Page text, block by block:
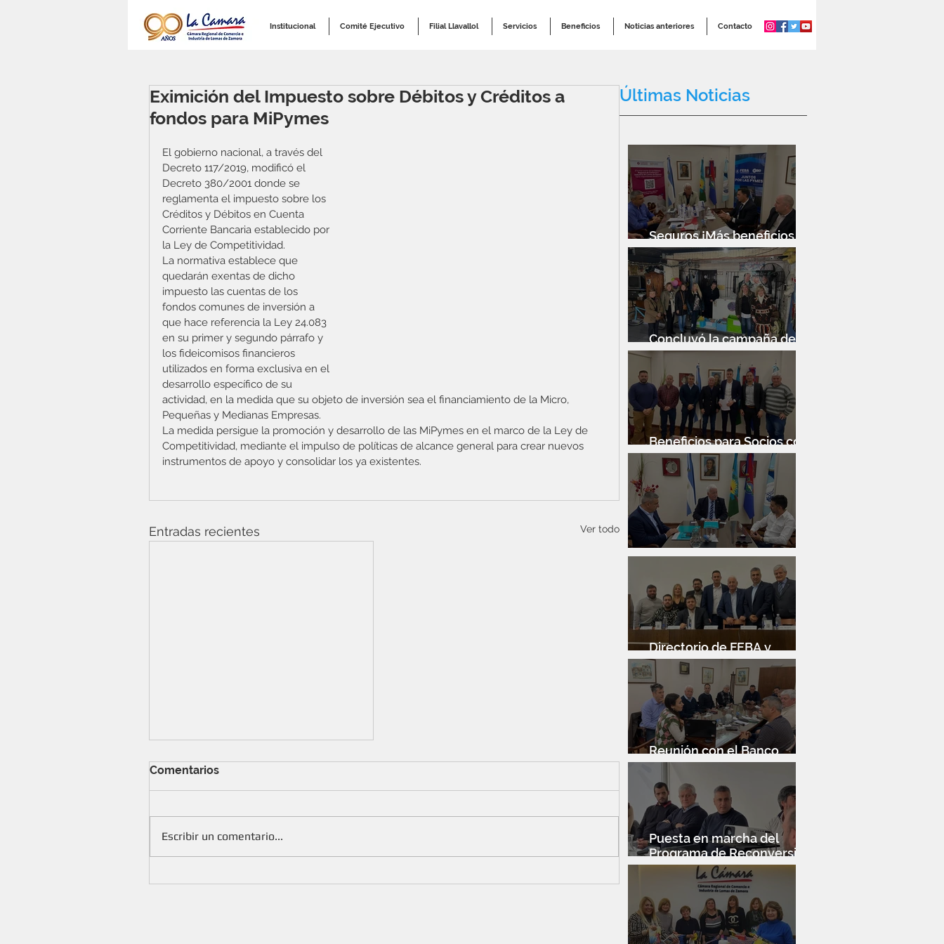
Institucional Comité Ejecutivo Filial Llavallol Servicios Beneficios Noticias anteriores Contacto
Eximición del Impuesto sobre Débitos y Créditos a
fondos para MiPymes
El gobierno nacional, a través del
Decreto 117/2019, modificó el
Decreto 380/2001 donde se
reglamenta el impuesto sobre los
Créditos y Débitos en Cuenta
Corriente Bancaria establecido por
la Ley de Competitividad.
La normativa establece que
quedarán exentas de dicho
impuesto las cuentas de los
fondos comunes de inversión a
que hace referencia la Ley 24.083
en su primer y segundo párrafo y
los fideicomisos financieros
utilizados en forma exclusiva en el
desarrollo específico de su
actividad, en la medida que su objeto de inversión sea el financiamiento de la Micro,
Pequeñas y Medianas Empresas.
La medida persigue la promoción y desarrollo de las MiPymes en el marco de la Ley de
Competitividad, mediante el impulso de políticas de alcance general para crear nuevos
instrumentos de apoyo y consolidar los ya existentes.
Entradas recientes Ver todo
Seguros ¡Más beneficios para
Comentarios
Escribir un comentario...
Últimas Noticias
Seguros ¡Más beneficios
para socios!
Concluyó la campaña de
donación de libros
Beneficios para Socios con
Banco Santander
Reunión con Sur Finanzas
Directorio de FEBA y
Congreso de Industria 4.0
Reunión con el Banco
Santander
Puesta en marcha del
Programa de Reconversión
Industrial